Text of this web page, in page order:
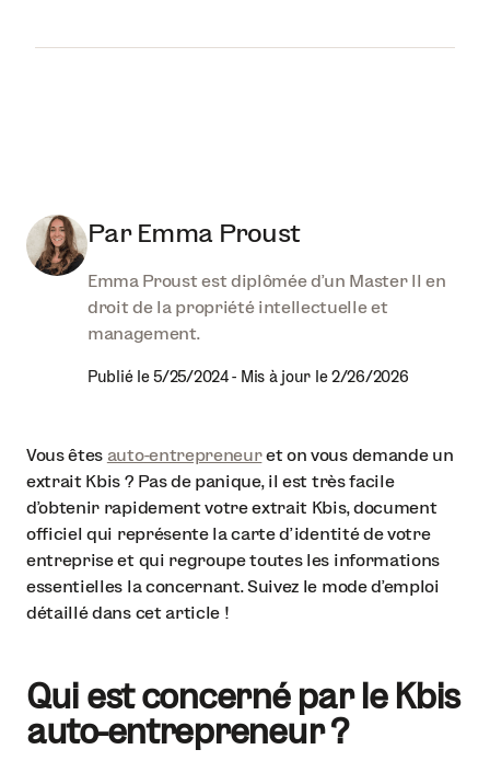
Par Emma Proust
Emma Proust est diplômée d'un Master II en
droit de la propriété intellectuelle et
management.
Publié le 5/25/2024- Mis à jour le 2/26/2026
Vous êtes auto-entrepreneuret on vous demande un
extrait Kbis ? Pas de panique, il est très facile
d’obtenir rapidement votre extrait Kbis, document
officiel qui représente la carte d’identité de votre
entreprise et qui regroupe toutes les informations
essentielles la concernant. Suivez le mode d’emploi
détaillé dans cet article !
Qui est concerné par le Kbis
auto-entrepreneur ?